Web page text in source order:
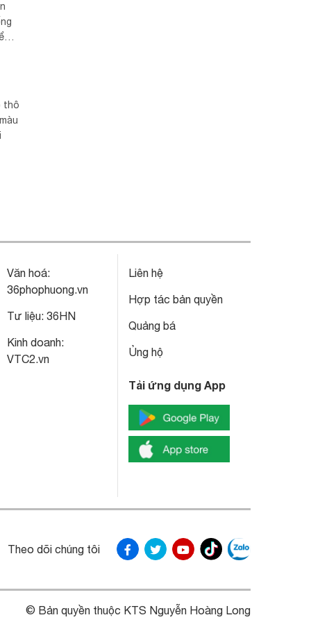
thô
Văn hoá:
36phophuong.vn
Tư liệu: 36HN
Kinh doanh:
VTC2.vn
Liên hệ
Hợp tác bản quyền
Quảng bá
Ủng hộ
Tải ứng dụng App
Theo dõi chúng tôi
© Bản quyền thuộc KTS Nguyễn Hoàng Long